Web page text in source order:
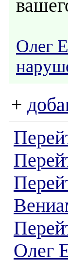
Олег
+
Олег